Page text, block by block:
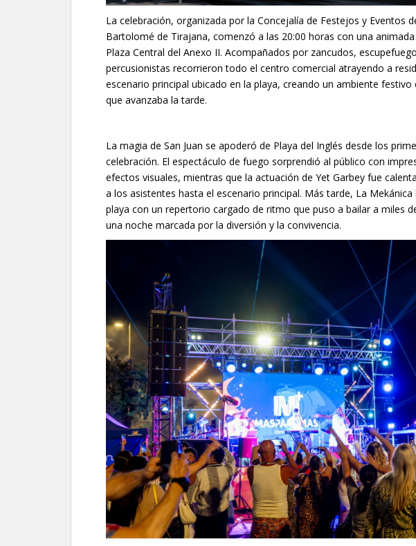
La celebración, organizada por la Concejalía de Festejos y Eventos
Bartolomé de Tirajana, comenzó a las 20:00 horas con una
Plaza Central del Anexo II. Acompañados por zancudos,
percusionistas recorrieron todo el centro comercial atrayendo a
escenario principal ubicado en la playa, creando un ambiente
que avanzaba la tarde.
La magia de San Juan se apoderó de Playa del Inglés desde los
celebración. El espectáculo de fuego sorprendió al público con
efectos visuales, mientras que la actuación de Yet Garbey fue
a los asistentes hasta el escenario principal. Más tarde, La
playa con un repertorio cargado de ritmo que puso a bailar a miles
una noche marcada por la diversión y la convivencia.